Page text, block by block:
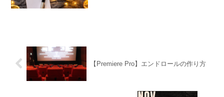
【Premiere Pro】エンドロールの作り方